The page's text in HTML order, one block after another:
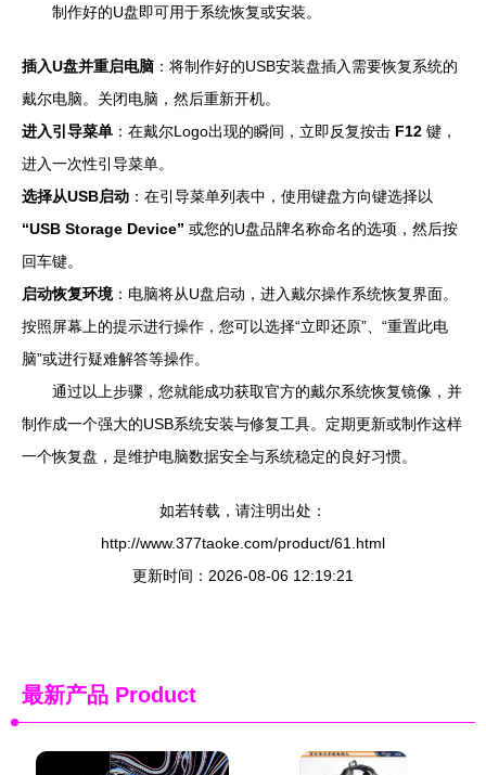
制作好的U盘即可用于系统恢复或安装。
插入U盘并重启电脑 ：将制作好的USB安装盘插入需要恢复系统的
戴尔电脑。关闭电脑，然后重新开机。
进入引导菜单 ：在戴尔Logo出现的瞬间，立即反复按击 F12 键，
进入一次性引导菜单。
选择从USB启动 ：在引导菜单列表中，使用键盘方向键选择以
“USB Storage Device” 或您的U盘品牌名称命名的选项，然后按
回车键。
启动恢复环境：电脑将从U盘启动，进入戴尔操作系统恢复界面。
按照屏幕上的提示进行操作，您可以选择“立即还原”、“重置此电
脑”或进行疑难解答等操作。
通过以上步骤，您就能成功获取官方的戴尔系统恢复镜像，并
制作成一个强大的USB系统安装与修复工具。定期更新或制作这样
一个恢复盘，是维护电脑数据安全与系统稳定的良好习惯。
如若转载，请注明出处：
http://www.377taoke.com/product/61.html
更新时间：2026-08-06 12:19:21
最新产品 Product